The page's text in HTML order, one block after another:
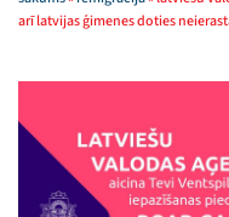
arī latvijas ģimenes doties